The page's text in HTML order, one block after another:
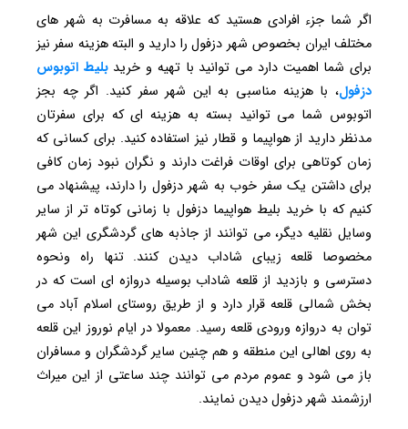
اگر شما جزء افرادی هستید که علاقه به مسافرت به شهر های
مختلف ایران بخصوص شهر دزفول را دارید و البته هزینه سفر نیز
برای شما اهمیت دارد می توانید با تهیه و خریدبلیط اتوبوس
دزفول، با هزینه مناسبی به این شهر سفر کنید. اگر چه بجز
اتوبوس شما می توانید بسته به هزینه ای که برای سفرتان
مدنظر دارید از هواپیما و قطار نیز استفاده کنید. برای کسانی که
زمان کوتاهی برای اوقات فراغت دارند و نگران نبود زمان کافی
برای داشتن یک سفر خوب به شهر دزفول را دارند، پیشنهاد می
کنیم که با خرید بلیط هواپیما دزفول با زمانی کوتاه تر از سایر
وسایل نقلیه دیگر، می توانند از جاذبه های گردشگری این شهر
مخصوصا قلعه زیبای شاداب دیدن کنند. تنها راه ونحوه
دسترسی و بازدید از قلعه شاداب بوسیله دروازه ای است که در
بخش شمالی قلعه قرار دارد و از طریق روستای اسلام آباد می
توان به دروازه ورودی قلعه رسید. معمولا در ایام نوروز این قلعه
به روی اهالی این منطقه و هم چنین سایر گردشگران و مسافران
باز می شود و عموم مردم می توانند چند ساعتی از این میراث
ارزشمند شهر دزفول دیدن نمایند.